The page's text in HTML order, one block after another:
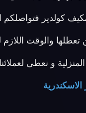
فتواصلكم
تعطلها والوقت
و نعطى لعملائنا